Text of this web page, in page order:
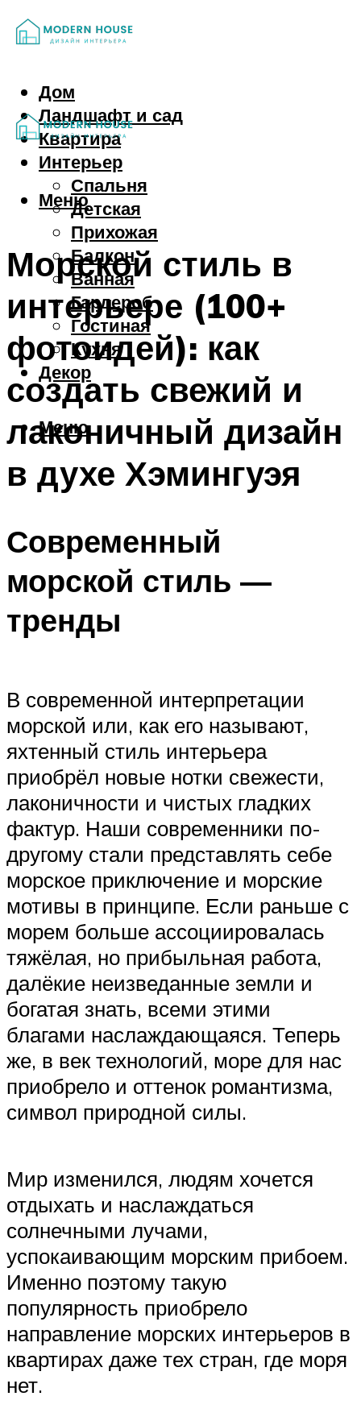
Дом
Ландшафт и сад
Квартира
Интерьер
Спальня
Детская
Прихожая
Балкон
Ванная
Гардероб
Гостиная
Кухня
Декор
Меню
Меню
Морской стиль в
интерьере (100+
фотоидей): как
создать свежий и
лаконичный дизайн
в духе Хэмингуэя
Современный
морской стиль —
тренды
В современной интерпретации
морской или, как его называют,
яхтенный стиль интерьера
приобрёл новые нотки свежести,
лаконичности и чистых гладких
фактур. Наши современники по-
другому стали представлять себе
морское приключение и морские
мотивы в принципе. Если раньше с
морем больше ассоциировалась
тяжёлая, но прибыльная работа,
далёкие неизведанные земли и
богатая знать, всеми этими
благами наслаждающаяся. Теперь
же, в век технологий, море для нас
приобрело и оттенок романтизма,
символ природной силы.
Мир изменился, людям хочется
отдыхать и наслаждаться
солнечными лучами,
успокаивающим морским прибоем.
Именно поэтому такую
популярность приобрело
направление морских интерьеров в
квартирах даже тех стран, где моря
нет.